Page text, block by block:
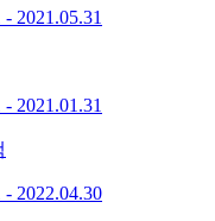
2021.05.31
2021.01.31
- 2022.04.30